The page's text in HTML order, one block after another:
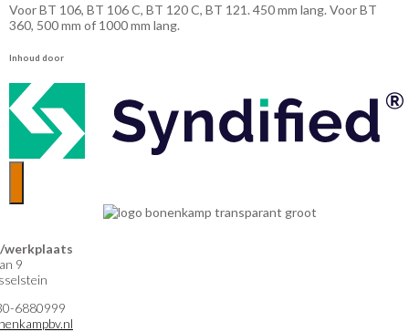
Voor BT 106, BT 106 C, BT 120 C, BT 121. 450 mm lang. Voor BT
360, 500 mm of 1000 mm lang.
Inhoud door
werkplaats
9
6880999